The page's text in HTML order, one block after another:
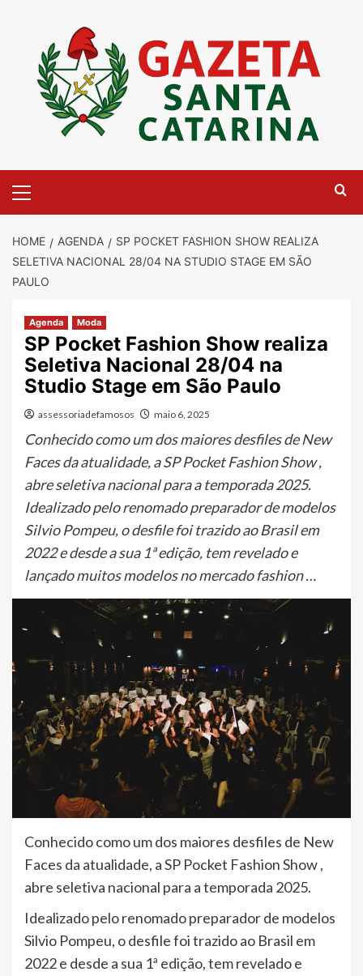
content
Menu
HOME AGENDA
SP POCKET FASHION SHOW REALIZA
SELETIVA NACIONAL 28/04 NA STUDIO STAGE EM SÃO
PAULO
Agenda Moda
SP Pocket Fashion Show realiza
Seletiva Nacional 28/04 na
Studio Stage em São Paulo
assessoriadefamosos maio 6, 2025
Conhecido como um dos maiores desfiles de New
Faces da atualidade, a SP Pocket Fashion Show ,
abre seletiva nacional para a temporada 2025.
Idealizado pelo renomado preparador de modelos
Silvio Pompeu, o desfile foi trazido ao Brasil em
2022 e desde a sua 1ª edição, tem revelado e
lançado muitos modelos no mercado fashion …
Conhecido como um dos maiores desfiles de New
Faces da atualidade, a SP Pocket Fashion Show ,
abre seletiva nacional para a temporada 2025.
Idealizado pelo renomado preparador de modelos
Silvio Pompeu, o desfile foi trazido ao Brasil em
2022 e desde a sua 1ª edição, tem revelado e